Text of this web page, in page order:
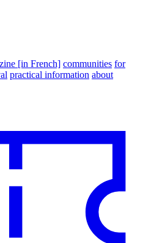
[in French] communities for
practical information about